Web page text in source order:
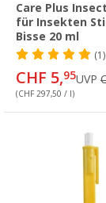
Care Plus Insect
für Insekten
Bisse 20 ml
(1)
CHF 5,95UVP
(CHF 297,50 / l)